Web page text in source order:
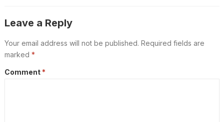
Leave a Reply
Your email address will not be published. Required fields are
marked *
Comment *